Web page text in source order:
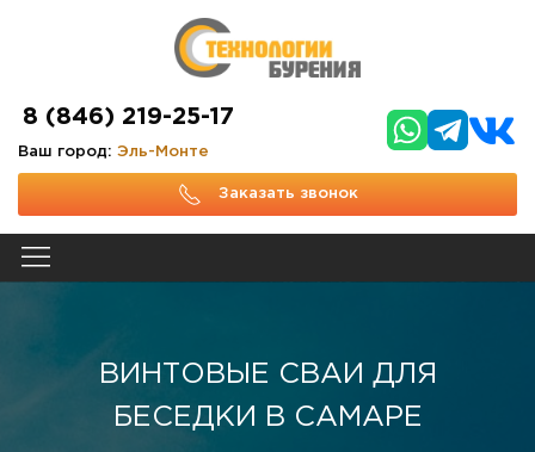
8 (846) 219-25-17
Ваш город: Эль-Монте
Заказать звонок
ВИНТОВЫЕ СВАИ ДЛЯ
БЕСЕДКИ В САМАРЕ